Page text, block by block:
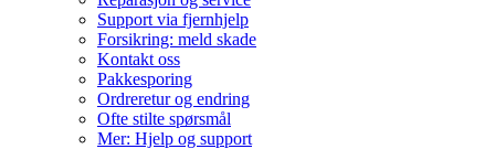
Support via fjernhjelp
Forsikring: meld skade
Kontakt oss
Pakkesporing
Ordreretur og endring
Ofte stilte spørsmål
Mer: Hjelp og support